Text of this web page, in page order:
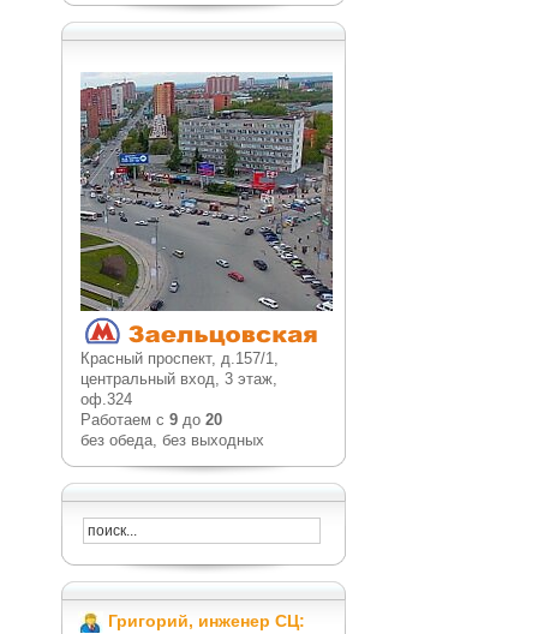
Красный проспект, д.157/1,
центральный вход, 3 этаж,
оф.324
Работаем с 9до 20
без обеда, без выходных
Григорий, инженер СЦ: